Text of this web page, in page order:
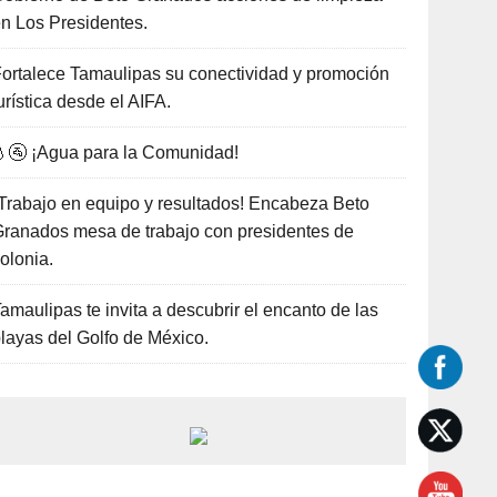
Los Presidentes.
Tamaulipas su conectividad y promoción
desde el AIFA.
¡Agua para la Comunidad!
en equipo y resultados! Encabeza Beto
mesa de trabajo con presidentes de
te invita a descubrir el encanto de las
del Golfo de México.